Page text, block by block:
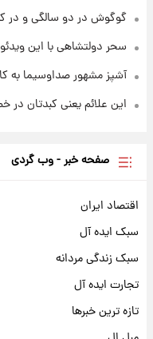
گوگوش در دو سالگی و در
سحر دولتشاهی با این
آشپز مشهور صداوسیما به
این علائم یعنی کبدتان در
صفحه خبر - وب گردی
اقتصاد ایران
سبک ایده آل
سبک زندگی مردانه
تجارت ایده آل
تازه ترین خبرها